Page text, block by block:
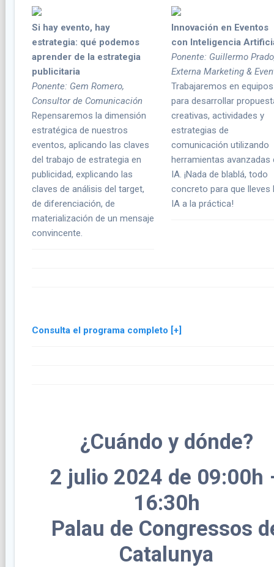
Si hay evento, hay
estrategia: qué podemos
aprender de la estrategia
publicitaria
Ponente: Gem Romero,
Consultor de Comunicación
Repensaremos la dimensión
estratégica de nuestros
eventos, aplicando las claves
del trabajo de estrategia en
publicidad, explicando las
claves de análisis del target,
de diferenciación, de
materialización de un mensaje
convincente.
Innovación en Eventos
con Inteligencia
Ponente: Guillermo
Externa Marketing &
Trabajaremos en equipos
para desarrollar
creativas, actividades y
estrategias de
comunicación utilizando
herramientas avanzadas
IA. ¡Nada de blablá, todo
concreto para que lleves
IA a la práctica!
Consulta el programa completo [+]
¿Cuándo y dónde?
2 julio 2024 de 09:00h
16:30h
Palau de Congressos
Catalunya